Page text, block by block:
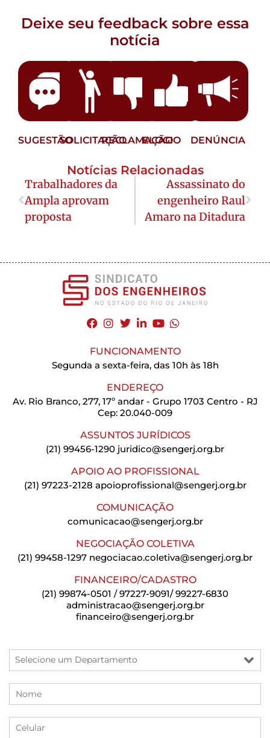
Deixe seu feedback sobre essa
notícia
SUGESTÃOSOLICITAÇÃORECLAMAÇÃO
ELOGIO DENÚNCIA
Notícias Relacionadas
Trabalhadores da
Ampla aprovam
proposta
Assassinato do
engenheiro Raul
Amaro na Ditadura
FUNCIONAMENTO
Segunda a sexta-feira, das 10h às 18h
ENDEREÇO
Av. Rio Branco, 277, 17º andar - Grupo 1703 Centro - RJ
Cep: 20.040-009
ASSUNTOS JURÍDICOS
(21) 99456-1290 juridico@sengerj.org.br
APOIO AO PROFISSIONAL
(21) 97223-2128 apoioprofissional@sengerj.org.br
COMUNICAÇÃO
comunicacao@sengerj.org.br
NEGOCIAÇÃO COLETIVA
(21) 99458-1297 negociacao.coletiva@sengerj.org.br
FINANCEIRO/CADASTRO
(21) 99874-0501 / 97227-9091/ 99227-6830
administracao@sengerj.org.br
financeiro@sengerj.org.br